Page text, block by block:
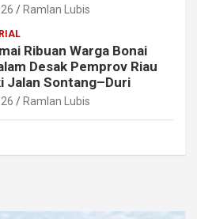
Ramlan Lubis
Ribuan Warga Bonai
Desak Pemprov Riau
Jalan Sontang–Duri
Ramlan Lubis